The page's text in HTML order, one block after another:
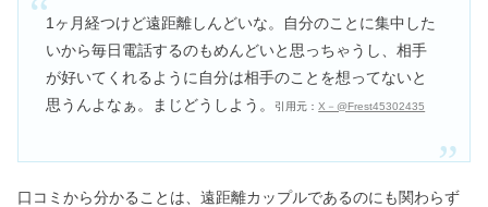
1ヶ月経つけど遠距離しんどいな。自分のことに集中した
いから毎日電話するのもめんどいと思っちゃうし、相手
が好いてくれるように自分は相手のことを想ってないと
思うんよなぁ。まじどうしよう。
引用元：X－@Frest45302435
口コミから分かることは、遠距離カップルであるのにも関わらず